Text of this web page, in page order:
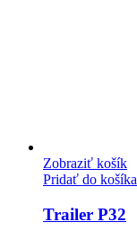
Zobraziť košík
Pridať do košíka
Trailer P32